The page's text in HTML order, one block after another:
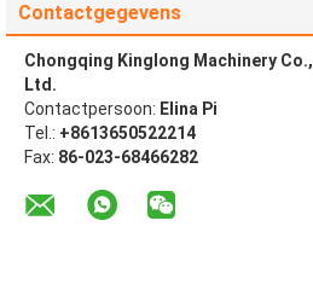
Contactgegevens
Chongqing Kinglong Machinery Co.,
Ltd.
Contactpersoon: Elina Pi
Tel.: +8613650522214
Fax: 86-023-68466282